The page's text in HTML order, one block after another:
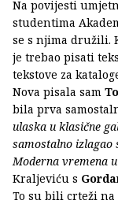
Na povijesti
studentima
se s njima družili.
je trebao pisati
tekstove za
Nova pisala sam
bila prva
ulaska u klasične
samostalno izlagao
Moderna vremena
Kraljeviću s
To su bili crteži